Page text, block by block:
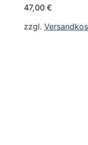
47,00 €
zzgl.